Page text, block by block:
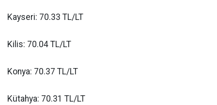
Kayseri: 70.33 TL/LT
Kilis: 70.04 TL/LT
Konya: 70.37 TL/LT
Kütahya: 70.31 TL/LT